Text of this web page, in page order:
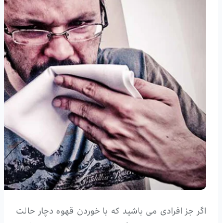
اگر جز افرادی می باشید که با خوردن قهوه دچار حالت